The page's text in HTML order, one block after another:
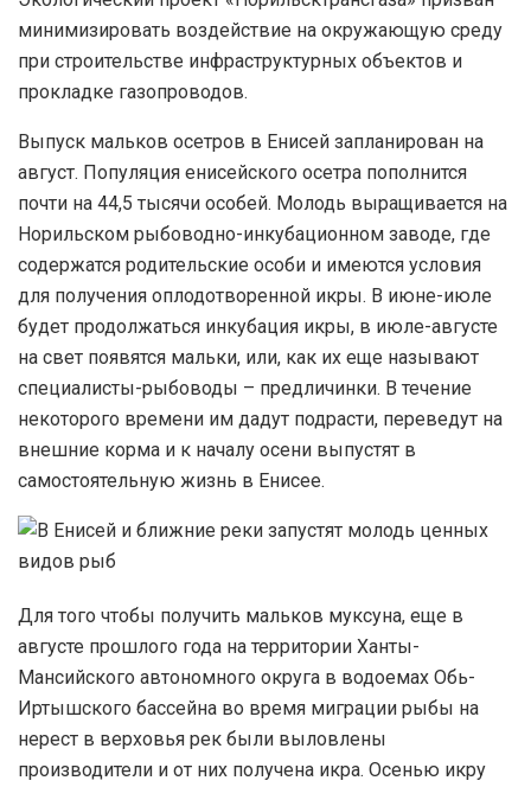
минимизировать воздействие на окружающую среду
при строительстве инфраструктурных объектов и
прокладке газопроводов.
Выпуск мальков осетров в Енисей запланирован на
август. Популяция енисейского осетра пополнится
почти на 44,5 тысячи особей. Молодь выращивается на
Норильском рыбоводно-инкубационном заводе, где
содержатся родительские особи и имеются условия
для получения оплодотворенной икры. В июне-июле
будет продолжаться инкубация икры, в июле-августе
на свет появятся мальки, или, как их еще называют
специалисты-рыбоводы – предличинки. В течение
некоторого времени им дадут подрасти, переведут на
внешние корма и к началу осени выпустят в
самостоятельную жизнь в Енисее.
Для того чтобы получить мальков муксуна, еще в
августе прошлого года на территории Ханты-
Мансийского автономного округа в водоемах Обь-
Иртышского бассейна во время миграции рыбы на
нерест в верховья рек были выловлены
производители и от них получена икра. Осенью икру